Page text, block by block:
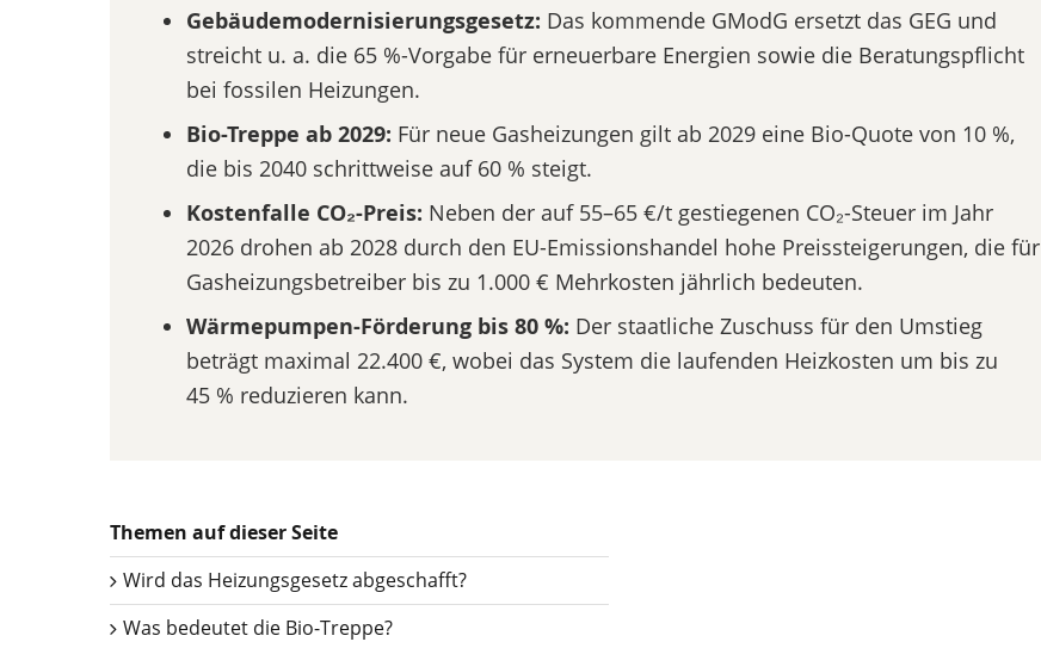
Gebäudemodernisierungsgesetz: Das kommende GModG ersetzt das GEG und
streicht u. a. die 65 %-Vorgabe für erneuerbare Energien sowie die Beratungspflicht
bei fossilen Heizungen.
Bio-Treppe ab 2029: Für neue Gasheizungen gilt ab 2029 eine Bio-Quote von 10 %,
die bis 2040 schrittweise auf 60 % steigt.
Kostenfalle CO₂-Preis: Neben der auf 55–65 €/t gestiegenen CO₂-Steuer im Jahr
2026 drohen ab 2028 durch den EU-Emissionshandel hohe Preissteigerungen, die für
Gasheizungsbetreiber bis zu 1.000 € Mehrkosten jährlich bedeuten.
Wärmepumpen-Förderung bis 80 %: Der staatliche Zuschuss für den Umstieg
beträgt maximal 22.400 €, wobei das System die laufenden Heizkosten um bis zu
45 % reduzieren kann.
Themen auf dieser Seite
Wird das Heizungsgesetz abgeschafft?
Was bedeutet die Bio-Treppe?